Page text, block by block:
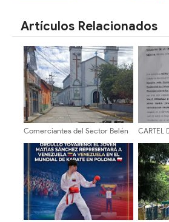
Artículos Relacionados
Comerciantes del Sector Belén
por Aguas de Mérida
CARTEL
lo Civil,
de la
del